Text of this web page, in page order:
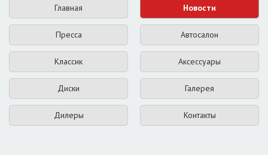
Главная Новости
Пресса Автосалон
Классик Аксессуары
Диски Галерея
Дилеры Контакты